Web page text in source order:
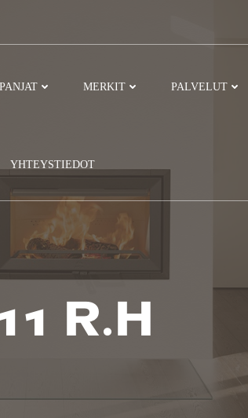
MERKIT PALVELUT
YHTEYSTIEDOT
R.H